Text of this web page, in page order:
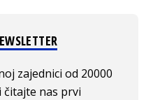
zajednici od 20000
čitajte nas prvi